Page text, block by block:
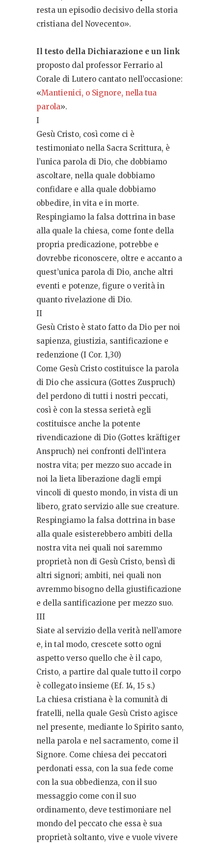
resta un episodio decisivo della storia
cristiana del Novecento».
Il testo della Dichiarazione e un link
proposto dal professor Ferrario al
Corale di Lutero cantato nell’occasione:
«Mantienici, o Signore, nella tua
parola».
I
Gesù Cristo, così come ci è
testimoniato nella Sacra Scrittura, è
l’unica parola di Dio, che dobbiamo
ascoltare, nella quale dobbiamo
confidare e alla quale dobbiamo
obbedire, in vita e in morte.
Respingiamo la falsa dottrina in base
alla quale la chiesa, come fonte della
propria predicazione, potrebbe e
dovrebbe riconoscere, oltre e accanto a
quest’unica parola di Dio, anche altri
eventi e potenze, figure o verità in
quanto rivelazione di Dio.
II
Gesù Cristo è stato fatto da Dio per noi
sapienza, giustizia, santificazione e
redenzione (I Cor. 1,30)
Come Gesù Cristo costituisce la parola
di Dio che assicura (Gottes Zuspruch)
del perdono di tutti i nostri peccati,
così è con la stessa serietà egli
costituisce anche la potente
rivendicazione di Dio (Gottes kräftiger
Anspruch) nei confronti dell’intera
nostra vita; per mezzo suo accade in
noi la lieta liberazione dagli empi
vincoli di questo mondo, in vista di un
libero, grato servizio alle sue creature.
Respingiamo la falsa dottrina in base
alla quale esisterebbero ambiti della
nostra vita nei quali noi saremmo
proprietà non di Gesù Cristo, bensì di
altri signori; ambiti, nei quali non
avremmo bisogno della giustificazione
e della santificazione per mezzo suo.
III
Siate al servizio della verità nell’amore
e, in tal modo, crescete sotto ogni
aspetto verso quello che è il capo,
Cristo, a partire dal quale tutto il corpo
è collegato insieme (Ef. 14, 15 s.)
La chiesa cristiana è la comunità di
fratelli, nella quale Gesù Cristo agisce
nel presente, mediante lo Spirito santo,
nella parola e nel sacramento, come il
Signore. Come chiesa dei peccatori
perdonati essa, con la sua fede come
con la sua obbedienza, con il suo
messaggio come con il suo
ordinamento, deve testimoniare nel
mondo del peccato che essa è sua
proprietà soltanto, vive e vuole vivere